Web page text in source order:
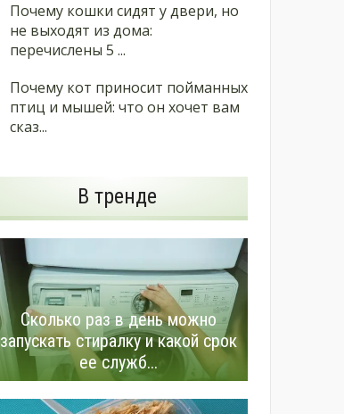
Почему кошки сидят у двери, но
не выходят из дома:
перечислены 5 ...
Почему кот приносит пойманных
птиц и мышей: что он хочет вам
сказ...
В тренде
Сколько раз в день можно
запускать стиралку и какой срок
ее служб...